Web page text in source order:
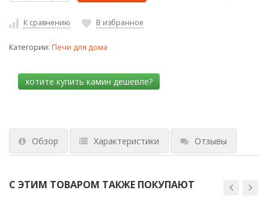
К сравнению В избранное
Категории: Печи для дома
Обзор Характеристики Отзывы
С ЭТИМ ТОВАРОМ ТАКЖЕ ПОКУПАЮТ